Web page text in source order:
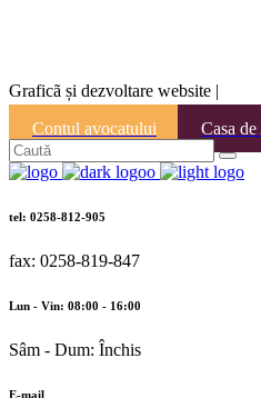
Graficã și dezvoltare website |
Contul avocatului
Casa
tel: 0258-812-905
fax: 0258-819-847
Lun - Vin: 08:00 - 16:00
Sâm - Dum: Închis
E-mail